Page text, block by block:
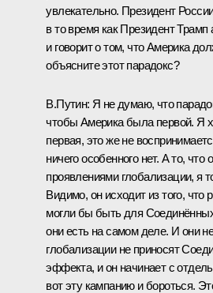
увлекательно. Президент
в то время как Президент Трамп
и говорит о том, что Америка
объясните этот парадокс?
В.Путин: Я не думаю, что
чтобы Америка была первой. Я
первая, это же не
ничего особенного нет. А то, что
проявлениями глобализации, я
Видимо, он исходит из того, что
могли бы быть для
они есть на самом деле. И они
глобализации не приносят
эффекта, и он начинает с
вот эту кампанию и бороться.